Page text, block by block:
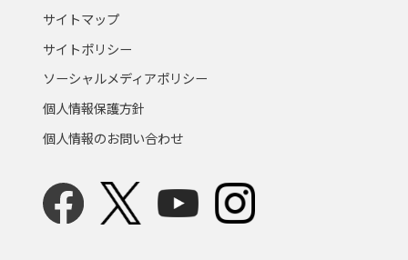
サイトマップ
サイトポリシー
ソーシャルメディアポリシー
個人情報保護方針
個人情報のお問い合わせ